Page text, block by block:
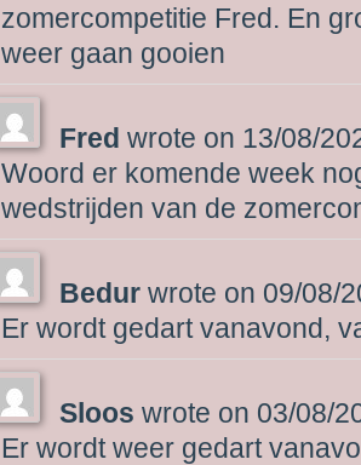
zomercompetitie Fred. En
weer gaan gooien
Fredwrote on 13/08/
Woord er komende week
wedstrijden van de
Bedurwrote on 09/08/
Er wordt gedart vanavond,
Slooswrote on 03/08/
Er wordt weer gedart